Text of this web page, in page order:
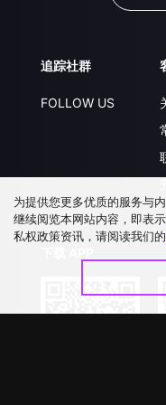
追踪社群
FOLLOW US
为提供您更多优质的服务与
继续阅览本网站内容，即表
私权政策资讯，请阅读我们的